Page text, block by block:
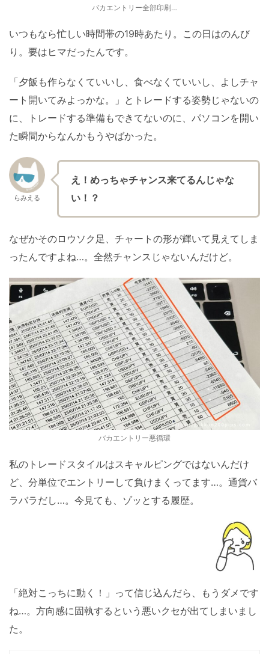
バカエントリー全部印刷…
いつもなら忙しい時間帯の19時あたり。この日はのんび
り。要はヒマだったんです。
「夕飯も作らなくていいし、食べなくていいし、よしチャ
ート開いてみよっかな。」とトレードする姿勢じゃないの
に、トレードする準備もできてないのに、パソコンを開い
た瞬間からなんかもうやばかった。
らみえる
え！めっちゃチャンス来てるんじゃな
い！？
なぜかそのロウソク足、チャートの形が輝いて見えてしま
ったんですよね…。全然チャンスじゃないんだけど。
バカエントリー悪循環
私のトレードスタイルはスキャルピングではないんだけ
ど、分単位でエントリーして負けまくってます…。通貨バ
ラバラだし…。今見ても、ゾッとする履歴。
「絶対こっちに動く！」って信じ込んだら、もうダメです
ね…。方向感に固執するという悪いクセが出てしまいまし
た。